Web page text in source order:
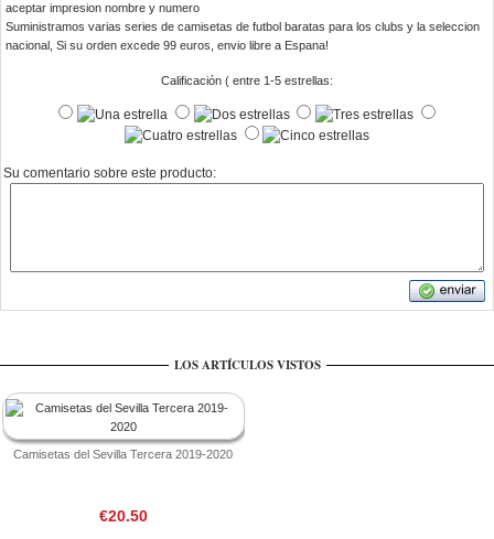
aceptar impresion nombre y numero
Suministramos varias series de camisetas de futbol baratas para los clubs y la seleccion
nacional, Si su orden excede 99 euros, envio libre a Espana!
Calificación ( entre 1-5 estrellas:
Su comentario sobre este producto:
LOS ARTÍCULOS VISTOS
Camisetas del Sevilla Tercera 2019-2020
€20.50